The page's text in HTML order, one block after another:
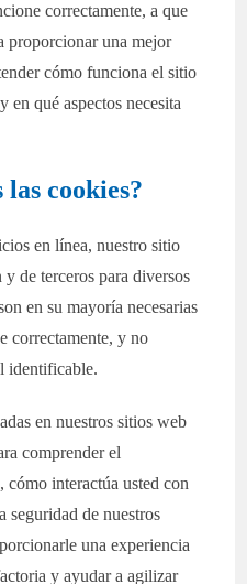
correctamente, a que
proporcionar una mejor
cómo funciona el sitio
qué aspectos necesita
cookies?
en línea, nuestro sitio
de terceros para diversos
en su mayoría necesarias
correctamente, y no
identificable.
en nuestros sitios web
comprender el
interactúa usted con
seguridad de nuestros
una experiencia
y ayudar a agilizar